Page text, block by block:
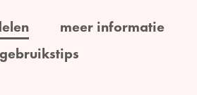
meer informatie
gebruikstips